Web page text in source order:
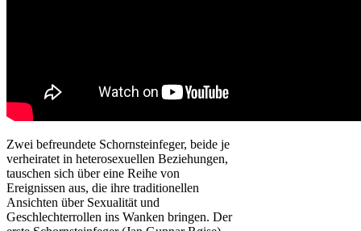
Zwei befreundete Schornsteinfeger, beide je
verheiratet in heterosexuellen Beziehungen,
tauschen sich über eine Reihe von
Ereignissen aus, die ihre traditionellen
Ansichten über Sexualität und
Geschlechterrollen ins Wanken bringen. Der